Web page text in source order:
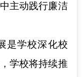
主动践行廉洁
是学校深化校
学校将持续推